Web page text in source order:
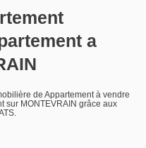
a
de Appartement à vendre
sur MONTEVRAIN grâce aux